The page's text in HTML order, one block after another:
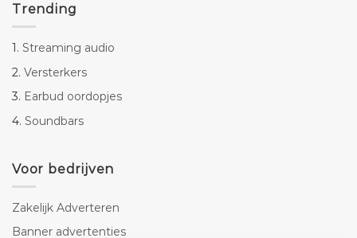
Trending
1. Streaming audio
2. Versterkers
3. Earbud oordopjes
4. Soundbars
Voor bedrijven
Zakelijk Adverteren
Banner advertenties